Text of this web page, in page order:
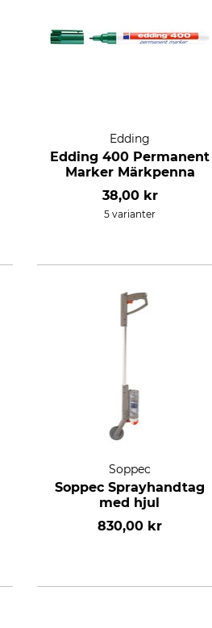
Edding
Edding 400 Permanent
Marker Märkpenna
38,00 kr
5 varianter
Soppec
Soppec Sprayhandtag
med hjul
830,00 kr